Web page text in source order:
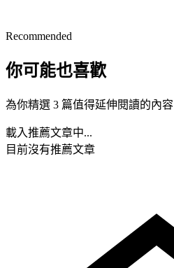
Recommended
你可能也喜歡
為你精選 3 篇值得延伸閱讀的內容
載入推薦文章中...
目前沒有推薦文章